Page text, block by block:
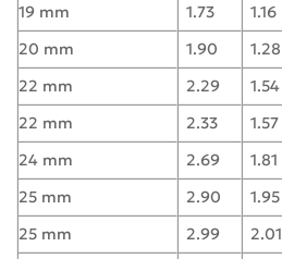
19 mm
1.73 1.16
20 mm
1.90 1.28
22 mm
2.29 1.54
22 mm
2.33 1.57
24 mm
2.69 1.81
25 mm
2.90 1.95
25 mm
2.99 2.01